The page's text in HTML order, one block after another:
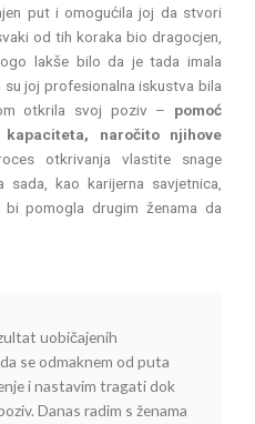
put i omogućila joj da stvori
od tih koraka bio dragocjen,
lakše bilo da je tada imala
joj profesionalna iskustva bila
otkrila svoj poziv – pomoć
naročito njihove
otkrivanja vlastite snage
kao karijerna savjetnica,
pomogla drugim ženama da
uobičajenih
se odmaknem od puta
i nastavim tragati dok
Danas radim s ženama